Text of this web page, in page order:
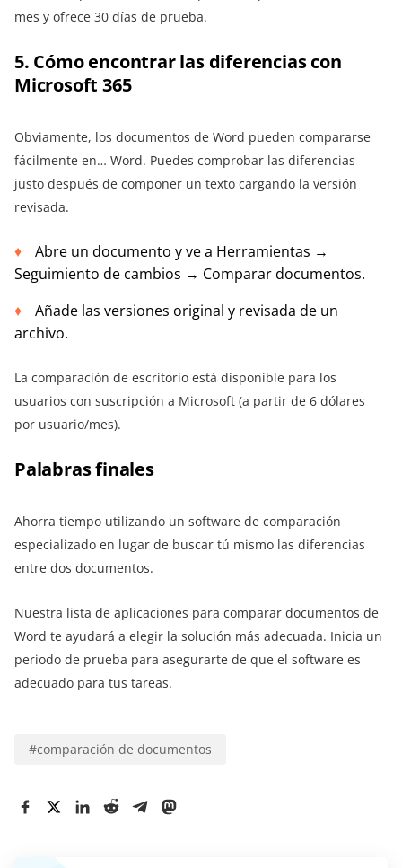
mes y ofrece 30 días de prueba.
5. Cómo encontrar las diferencias con
Microsoft 365
Obviamente, los documentos de Word pueden compararse
fácilmente en… Word. Puedes comprobar las diferencias
justo después de componer un texto cargando la versión
revisada.
Abre un documento y ve a Herramientas →
Seguimiento de cambios → Comparar documentos.
Añade las versiones original y revisada de un
archivo.
La comparación de escritorio está disponible para los
usuarios con suscripción a Microsoft (a partir de 6 dólares
por usuario/mes).
Palabras finales
Ahorra tiempo utilizando un software de comparación
especializado en lugar de buscar tú mismo las diferencias
entre dos documentos.
Nuestra lista de aplicaciones para comparar documentos de
Word te ayudará a elegir la solución más adecuada. Inicia un
periodo de prueba para asegurarte de que el software es
adecuado para tus tareas.
#comparación de documentos